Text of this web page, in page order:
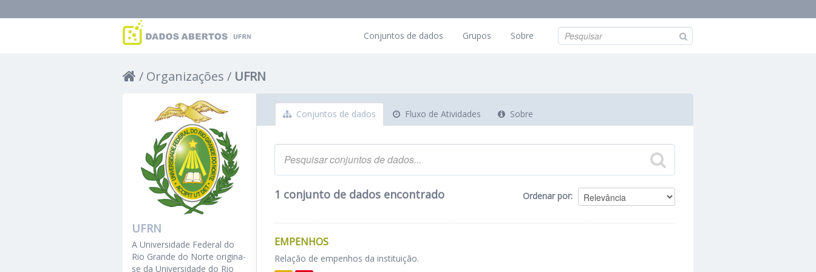
Conjuntos de dados Grupos Sobre
Organizações UFRN
Conjuntos de dados Fluxo de Atividades Sobre
Ordenar por
1 conjunto de dados encontrado
EMPENHOS
Relação de empenhos da instituição.
UFRN
A Universidade Federal do
Rio Grande do Norte origina-
se da Universidade do Rio